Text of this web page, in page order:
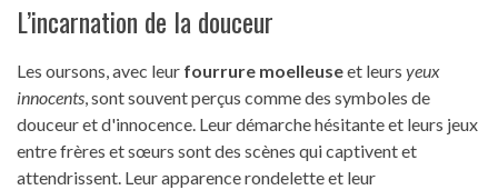
L’incarnation de la douceur
Les oursons, avec leur fourrure moelleuseet leurs yeux
innocents, sont souvent perçus comme des symboles de
douceur et d'innocence. Leur démarche hésitante et leurs jeux
entre frères et sœurs sont des scènes qui captivent et
attendrissent. Leur apparence rondelette et leur